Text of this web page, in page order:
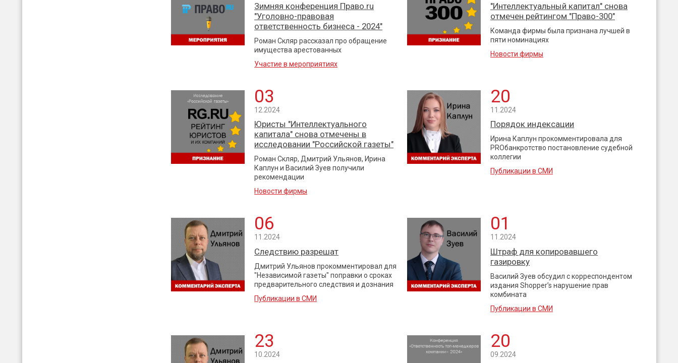
Зимняя конференция Право.ru
"Уголовно-правовая
ответственность бизнеса - 2024"
Роман Скляр рассказал про обращение
имущества арестованных
Участие в мероприятиях
"Интеллектуальный капитал" снова
отмечен рейтингом "Право-300"
Команда фирмы была признана лучшей в
пяти номинациях
Новости фирмы
03
12.2024
Юристы "Интеллектуального
капитала" снова отмечены в
исследовании "Российской газеты"
Роман Скляр, Дмитрий Ульянов, Ирина
Каплун и Василий Зуев получили
рекомендации
Новости фирмы
20
11.2024
Порядок индексации
Ирина Каплун прокомментировала для
PROбанкротство постановление судебной
коллегии
Публикации в СМИ
06
11.2024
Следствию разрешат
Дмитрий Ульянов прокомментировал для
"Независимой газеты" поправки о сроках
предварительного следствия и дознания
Публикации в СМИ
01
11.2024
Штраф для копировавшего
газировку
Василий Зуев обсудил с корреспондентом
издания Shopper’s нарушение прав
комбината
Публикации в СМИ
23
10.2024
20
09.2024